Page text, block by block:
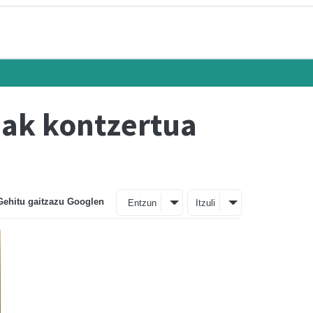
kontzertua
gaitzazu Googlen Entzun Itzuli